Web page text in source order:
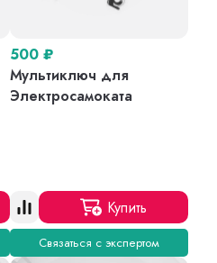
500 ₽
Мультиключ для
Электросамоката
Купить
Связаться с экспертом